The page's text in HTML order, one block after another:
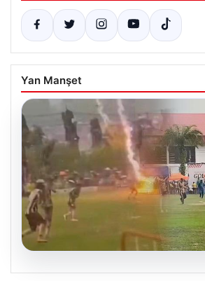
Yan Manşet
05.08.2026